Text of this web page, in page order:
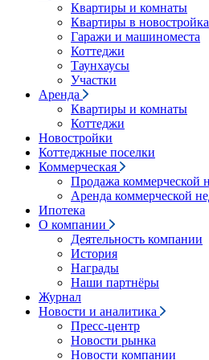
Квартиры и комнаты
Квартиры в
Гаражи и машиноместа
Коттеджи
Таунхаусы
Участки
Аренда
Квартиры и комнаты
Коттеджи
Новостройки
Коттеджные поселки
Коммерческая
Продажа коммерческой
Аренда коммерческой
Ипотека
О компании
Деятельность компании
История
Награды
Наши партнёры
Журнал
Новости и аналитика
Пресс-центр
Новости рынка
Новости компании